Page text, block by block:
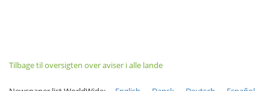
Tilbage til oversigten over aviser i alle lande